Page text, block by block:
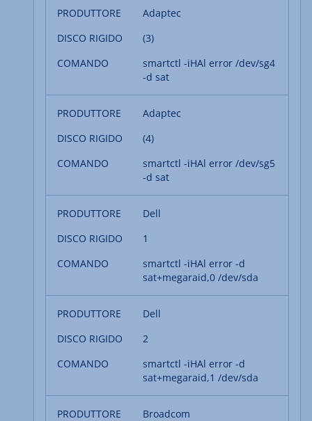
Adaptec
(3)
smartctl -iHAl error /dev/sg4
-d sat
Adaptec
(4)
smartctl -iHAl error /dev/sg5
-d sat
Dell
1
smartctl -iHAl error -d
sat+megaraid,0 /dev/sda
Dell
2
smartctl -iHAl error -d
sat+megaraid,1 /dev/sda
Broadcom